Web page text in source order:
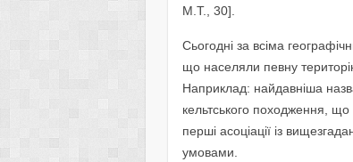
M.T., 30].
Сьогодні за всіма
що населяли певну
Наприклад: найдавніша
кельтського походження,
перші асоціації із
умовами.